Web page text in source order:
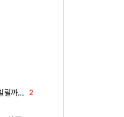
5인 가족 제주도 여행가는데 렌트카 뭐 빌릴까요 ㅎ 2